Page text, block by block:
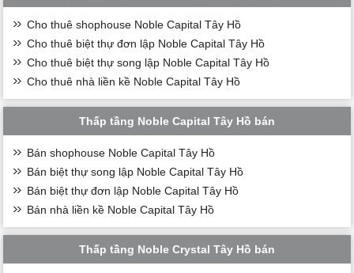
Cho thuê shophouse Noble Capital Tây Hồ
Cho thuê biệt thự đơn lập Noble Capital Tây Hồ
Cho thuê biệt thự song lập Noble Capital Tây Hồ
Cho thuê nhà liền kề Noble Capital Tây Hồ
Thấp tầng Noble Capital Tây Hồ bán
Bán shophouse Noble Capital Tây Hồ
Bán biệt thự song lập Noble Capital Tây Hồ
Bán biệt thự đơn lập Noble Capital Tây Hồ
Bán nhà liền kề Noble Capital Tây Hồ
Thấp tầng Noble Crystal Tây Hồ bán